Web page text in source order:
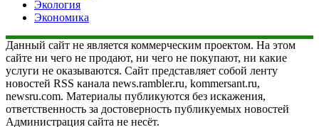
Экология
Экономика
Данный сайт не является коммерческим проектом. На этом
сайте ни чего не продают, ни чего не покупают, ни какие
услуги не оказываются. Сайт представляет собой ленту
новостей RSS канала news.rambler.ru, kommersant.ru,
newsru.com. Материалы публикуются без искажения,
ответственность за достоверность публикуемых новостей
Администрация сайта не несёт.